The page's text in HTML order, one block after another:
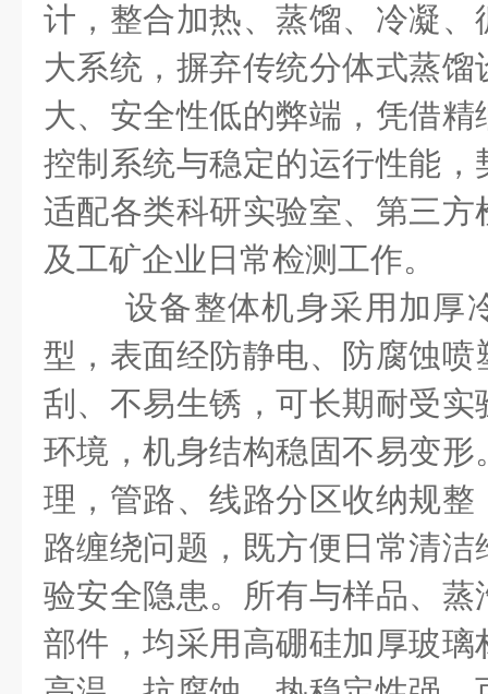
计，整合加热、蒸馏、冷凝
大系统，摒弃传统分体式蒸
大、安全性低的弊端，凭借
控制系统与稳定的运行性能
适配各类科研实验室、第三
及工矿企业日常检测工作。
设备整体机身采用加厚
型，表面经防静电、防腐蚀
刮、不易生锈，可长期耐受
环境，机身结构稳固不易变
理，管路、线路分区收纳规
路缠绕问题，既方便日常清
验安全隐患。所有与样品、
部件，均采用高硼硅加厚玻